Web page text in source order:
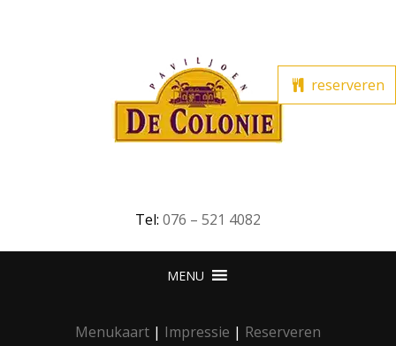
Tel: 076 – 521 4082
Menukaart | Impressie | Reserveren
reserveren